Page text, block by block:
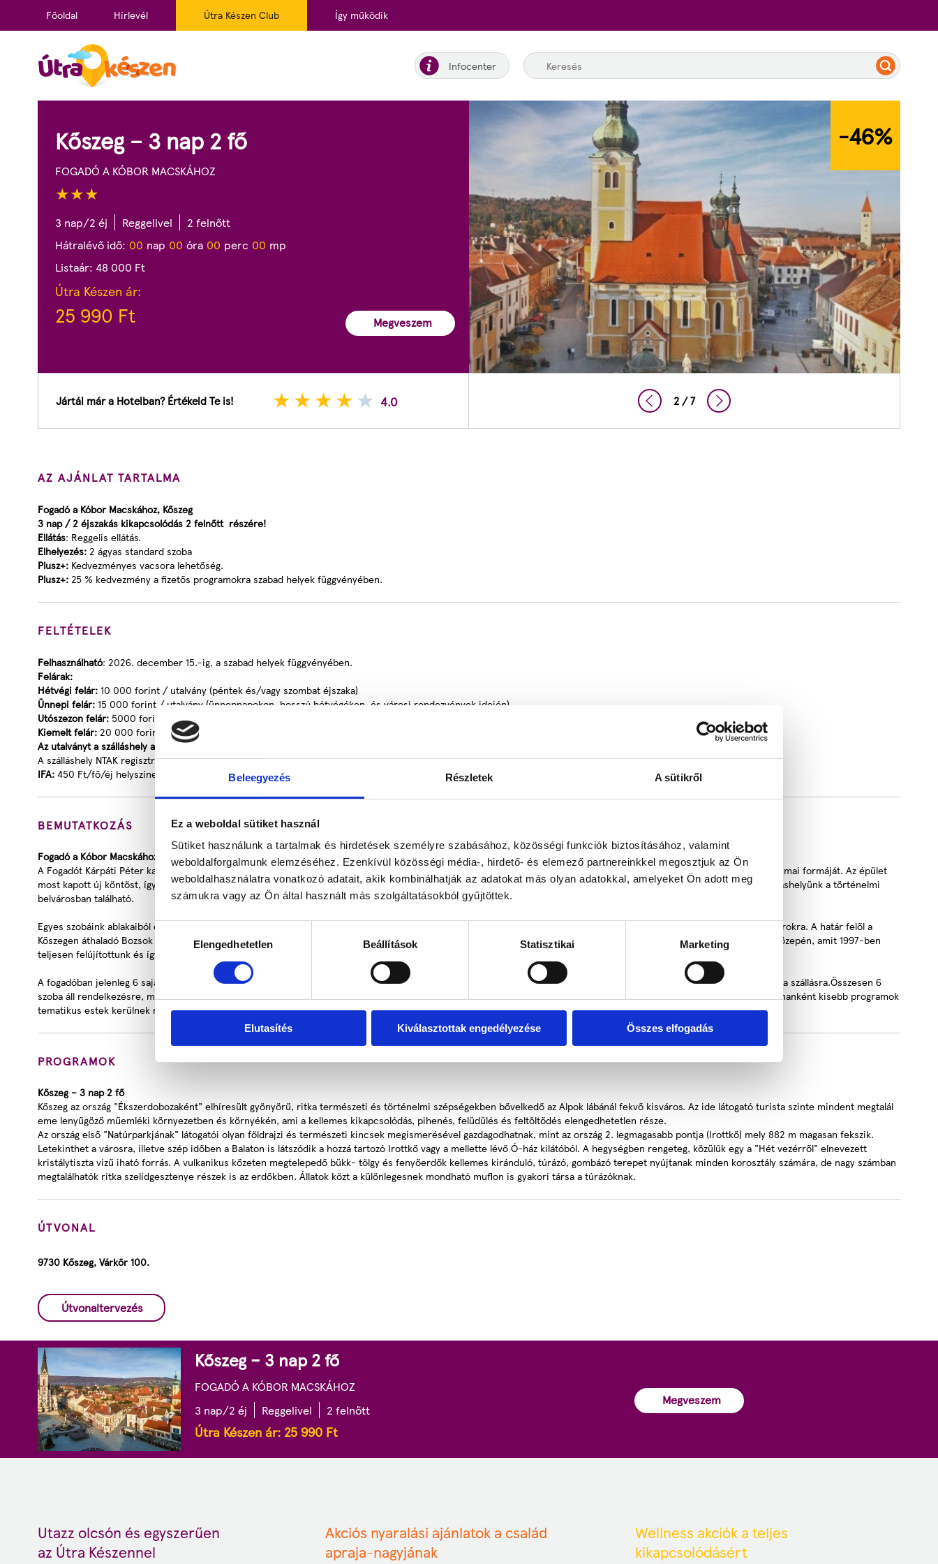
Beleegyezés Részletek A sütikről
Ez a weboldal sütiket használ
Sütiket használunk a tartalmak és hirdetések személyre szabásához, közösségi funkciók biztosításához, valamint
weboldalforgalmunk elemzéséhez. Ezenkívül közösségi média-, hirdető- és elemező partnereinkkel megosztjuk az Ön
weboldalhasználatra vonatkozó adatait, akik kombinálhatják az adatokat más olyan adatokkal, amelyeket Ön adott meg
számukra vagy az Ön által használt más szolgáltatásokból gyűjtöttek.
Hozzájárulás
kiválasztásaElengedhetetlen Beállítások Statisztikai Marketing
Elutasítés Kiválasztottak engedélyezése Összes elfogadás
Főoldal Hírlevél Útra Készen Club Így működik
Infocenter
Kőszeg – 3 nap 2 fő
FOGADÓ A KÓBOR MACSKÁHOZ
3 nap/2 éj Reggelivel
2 felnőtt
Hátralévő idő: 00 nap 00 óra 00 perc 00 mp
Listaár: 48 000 Ft
Útra Készen ár:
25 990 Ft Megveszem
Jártál már a Hotelban? Értékeld Te is! 4.0 2 / 7
-46%
AZ AJÁNLAT TARTALMA
Fogadó a Kóbor Macskához, Kőszeg
3 nap / 2 éjszakás kikapcsolódás 2 felnőtt részére!
Ellátás: Reggelis ellátás.
Elhelyezés: 2 ágyas standard szoba
Plusz+: Kedvezményes vacsora lehetőség.
Plusz+: 25 % kedvezmény a fizetős programokra szabad helyek függvényében.
FELTÉTELEK
Felhasználható: 2026. december 15.-ig, a szabad helyek függvényében.
Felárak:
Hétvégi felár: 10 000 forint / utalvány (péntek és/vagy szombat éjszaka)
Ünnepi felár: 15 000 forint / utalvány (ünnepnapokon, hosszú hétvégéken, és városi rendezvények idején)
Utószezon felár: 5000 forint / utalvány (szeptember 1. és október 31. között)
Kiemelt felár: 20 000 forint / utalvány (július 18- augusztus 31 között)
Az utalványt a szálláshely ajándékutalványára át kell váltani a befizetést követő 7 napon belül!
A szálláshely NTAK regisztrációs száma: PA21004142
IFA: 450 Ft/fő/éj helyszínen fizetendő!
BEMUTATKOZÁS
Fogadó a Kóbor Macskához
A Fogadót Kárpáti Péter kardvívó indította útjára. Majd ezt követően került a mai tulajdonos birtokában, aki felújította, majd bővítette, és néhány évvel ezelőtt nyerte le mai formáját. Az épület
most kapott új köntöst, így üde foltja lett a környezetének. Fogadónk műemléki környezetben nyújt kellemes pihenési lehetőséget a hozzánk érkező vendégeknek. Szálláshelyünk a történelmi
belvárosban található.
Egyes szobáink ablakaiból csodálatos a kilátás többek között Kőszeg látképére, a Kálvária templomra, a Jézus Szíve templomra, a Jurisics várra és a hozzá tartozó vizesárokra. A határ felől a
Kőszegen áthaladó Bozsok irányába kiépített kerékpárút az épület előtt halad el. A fogadó a XVIII. században épült barokk stílusú lakóházból lett kialakítva a 80-as évek közepén, amit 1997-ben
teljesen felújítottunk és így nyerte el a mai formáját.
A fogadóban jelenleg 6 saját fürdőszobával felszeret szoba található. A szobák nem nagyméretűek, de a kirándulni vágyó, és aktív pihenéshez kiváló lehetőséget biztosít a szállásra.Összesen 6
szoba áll rendelkezésre, mindegyik standard kétágyas kialakítású. Ezek közül 2 szoba pótágyazható.. Az épület alatt egy közel 400 éves pincehelység található, ahol alkalmanként kisebb programok
tematikus estek kerülnek megrendezésre.
PROGRAMOK
Kőszeg – 3 nap 2 fő
Kőszeg az ország "Ékszerdobozaként" elhíresült gyönyörű, ritka természeti és történelmi szépségekben bővelkedő az Alpok lábánál fekvő kisváros. Az ide látogató turista szinte mindent megtalál
eme lenyűgöző műemléki környezetben és környékén, ami a kellemes kikapcsolódás, pihenés, felüdülés és feltöltődés elengedhetetlen része.
Az ország első "Natúrparkjának" látogatói olyan földrajzi és természeti kincsek megismerésével gazdagodhatnak, mint az ország 2. legmagasabb pontja (Irottkő) mely 882 m magasan fekszik.
Letekinthet a városra, illetve szép időben a Balaton is látszódik a hozzá tartozó Irottkő vagy a mellette lévő Ó-ház kilátóból. A hegységben rengeteg, közülük egy a "Hét vezérről" elnevezett
kristálytiszta vizű iható forrás. A vulkanikus kőzeten megtelepedő bükk- tölgy és fenyőerdők kellemes kiránduló, túrázó, gombázó terepet nyújtanak minden korosztály számára, de nagy számban
megtalálhatók ritka szelídgesztenye részek is az erdőkben. Állatok közt a különlegesnek mondható muflon is gyakori társa a túrázóknak.
ÚTVONAL
9730 Kőszeg, Várkör 100.
Útvonaltervezés
Kőszeg – 3 nap 2 fő
FOGADÓ A KÓBOR MACSKÁHOZ
3 nap/2 éj
Reggelivel 2 felnőtt
Útra Készen ár: 25 990 Ft
Megveszem
Utazz olcsón és egyszerűen
az Útra Készennel
Akciós nyaralási ajánlatok a család
apraja-nagyjának
Wellness akciók a teljes
kikapcsolódásért